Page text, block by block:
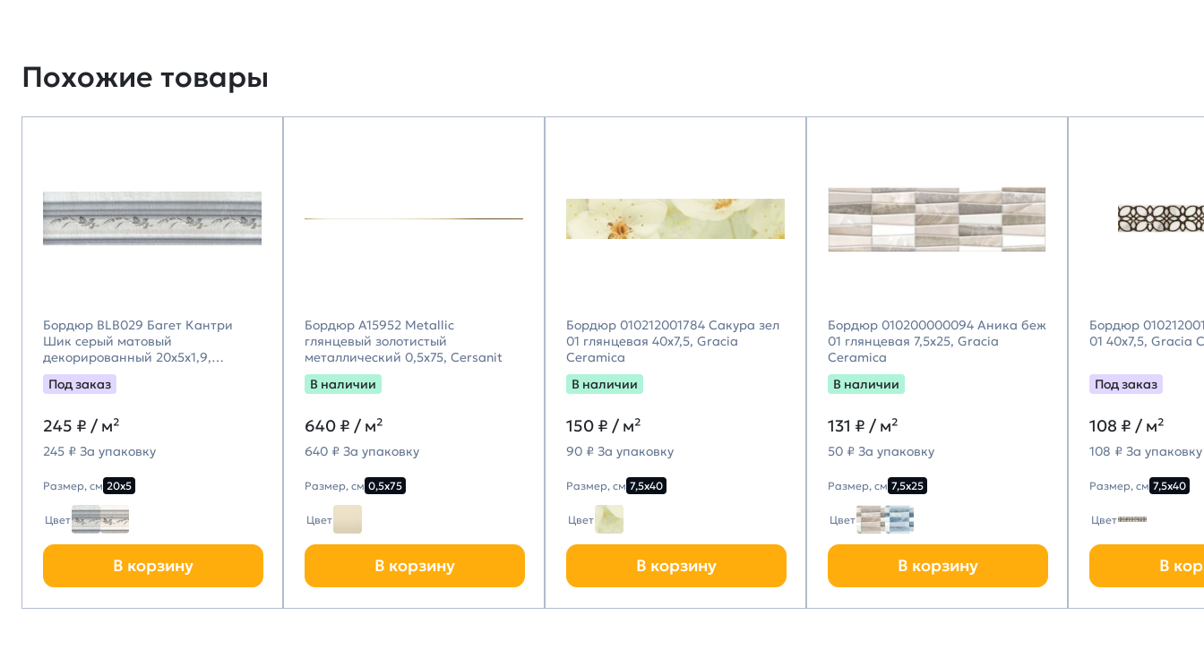
Похожие товары
Бордюр BLB029 Багет Кантри
Шик серый матовый
декорированный 20x5x1,9,
Kerama Marazzi (Керама
Марацци)
Под заказ
245 ₽ / м²
245 ₽ За упаковку
Размер, см 20х5
Цвет
В корзину
Бордюр A15952 Metallic
глянцевый золотистый
металлический 0,5х75, Cersanit
В наличии
640 ₽ / м²
640 ₽ За упаковку
Размер, см 0,5х75
Цвет
В корзину
Бордюр 010212001784 Сакура зел
01 глянцевая 40х7,5, Gracia
Ceramica
В наличии
150 ₽ / м²
90 ₽ За упаковку
Размер, см 7,5х40
Цвет
В корзину
Бордюр 010200000094 Аника беж
01 глянцевая 7,5х25, Gracia
Ceramica
В наличии
131 ₽ / м²
50 ₽ За упаковку
Размер, см 7,5х25
Цвет
В корзину
Бордюр
01 40х7,5, Gracia
Под заказ
108 ₽ / м²
108 ₽ За упаковку
Размер, см 7,5х40
Цвет
В